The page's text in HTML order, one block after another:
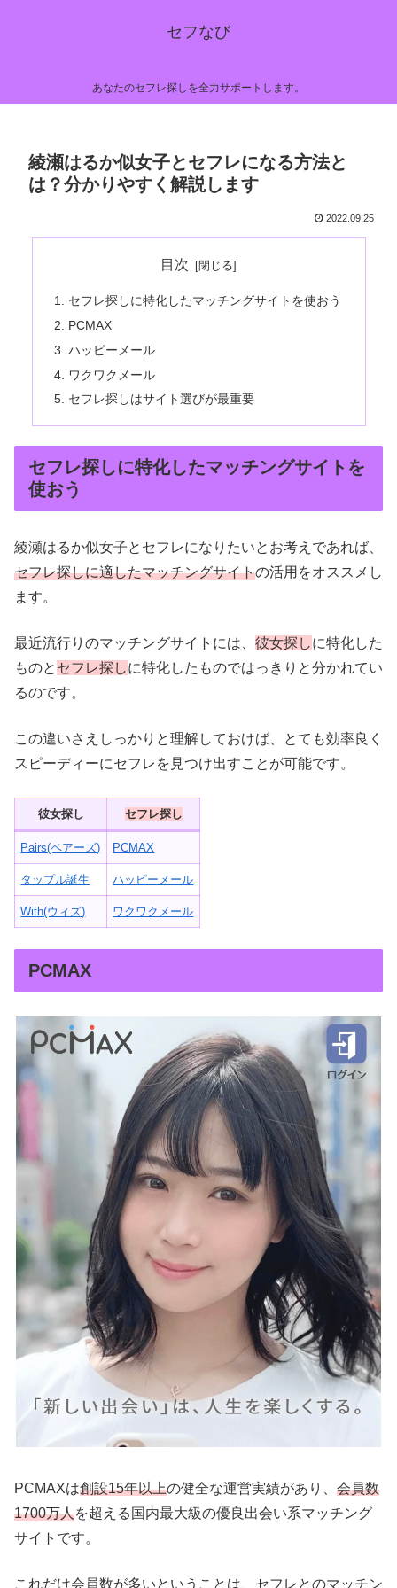
セフなび
あなたのセフレ探しを全力サポートします。
綾瀬はるか似女子とセフレになる方法と
は？分かりやすく解説します
2022.09.25
目次
セフレ探しに特化したマッチングサイトを使おう
PCMAX
ハッピーメール
ワクワクメール
セフレ探しはサイト選びが最重要
セフレ探しに特化したマッチングサイトを
使おう
綾瀬はるか似女子とセフレになりたいとお考えであれば、
セフレ探しに適したマッチングサイトの活用をオススメし
ます。
最近流行りのマッチングサイトには、 彼女探しに特化した
ものと セフレ探しに特化したものではっきりと分かれてい
るのです。
この違いさえしっかりと理解しておけば、とても効率良く
スピーディーにセフレを見つけ出すことが可能です。
彼女探し セフレ探し
Pairs(ペアーズ) PCMAX
タップル誕生 ハッピーメール
With(ウィズ) ワクワクメール
PCMAX
PCMAXは創設15年以上の健全な運営実績があり、 会員数
1700万人を超える国内最大級の優良出会い系マッチング
サイトです。
これだけ会員数が多いということは、セフレとのマッチン